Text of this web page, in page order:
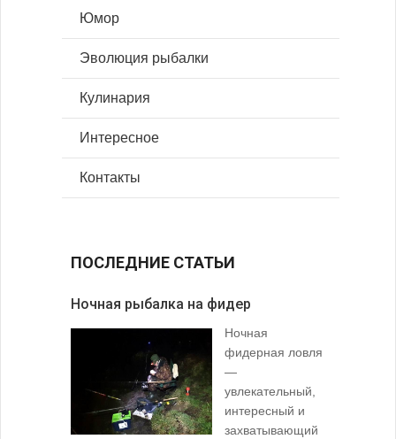
Юмор
Эволюция рыбалки
Кулинария
Интересное
Контакты
ПОСЛЕДНИЕ СТАТЬИ
Ночная рыбалка на фидер
Ночная
фидерная ловля
—
увлекательный,
интересный и
захватывающий